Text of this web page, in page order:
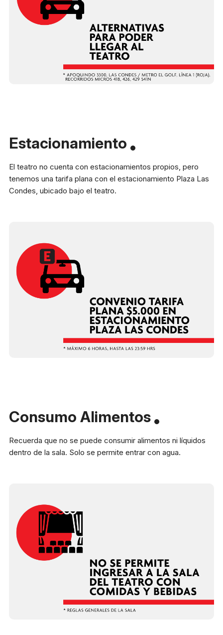
Estacionamiento
El teatro no cuenta con estacionamientos propios, pero
tenemos una tarifa plana con el estacionamiento Plaza Las
Condes, ubicado bajo el teatro.
Consumo Alimentos
Recuerda que no se puede consumir alimentos ni líquidos
dentro de la sala. Solo se permite entrar con agua.